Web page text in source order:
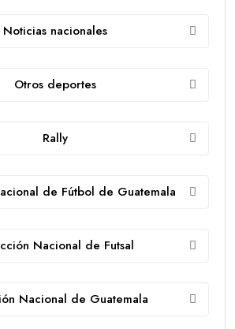
Noticias nacionales
Otros deportes
Rally
de Fútbol de Guatemala
Nacional de Futsal
Nacional de Guatemala